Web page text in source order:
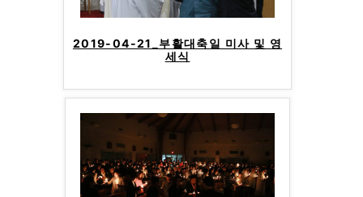
2019-04-21_부활대축일 미사 및 영
세식